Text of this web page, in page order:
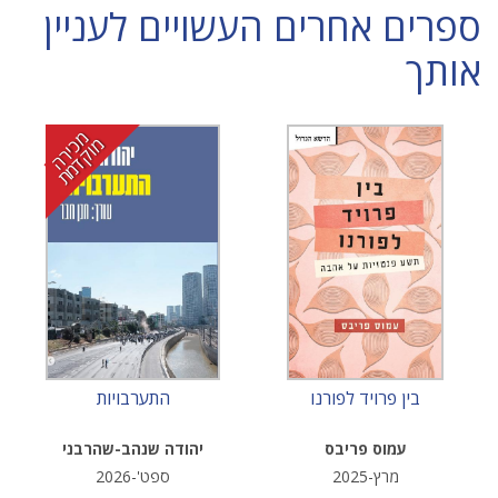
ספרים אחרים העשויים לעניין
אותך
בין פרויד לפורנו
עמוס פריבס
מרץ-2025
מ
כ
י
ר
ה
מ
ו
ק
ד
מ
ת
התערבויות
יהודה שנהב-שהרבני
ספט'-2026